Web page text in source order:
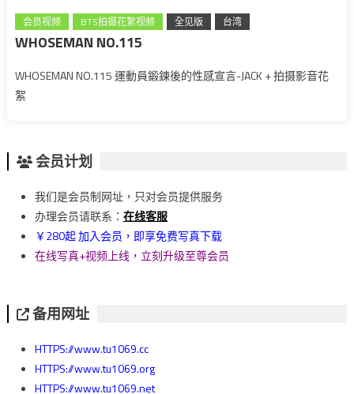
会员视频 BTS拍摄花絮视频 全见版 台湾
WHOSEMAN NO.115
WHOSEMAN NO.115 運動員鍛鍊後的性感宣言-JACK + 拍摄影音花
絮
会员计划
我们是会员制网址，只对会员提供服务
办理会员请联系： 在线客服
￥280起 加入会员，即享免费写真下载
在线写真+视频上线，立刻升级至尊会员
备用网址
HTTPS://www.tu1069.cc
HTTPS://www.tu1069.org
HTTPS://www.tu1069.net